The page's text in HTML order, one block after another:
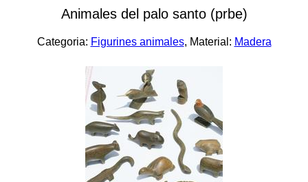
Animales del palo santo (prbe)
Categoria: Figurines animales, Material: Madera